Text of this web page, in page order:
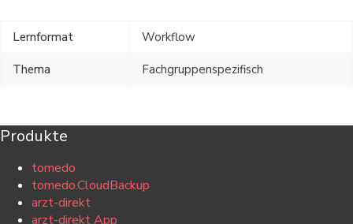
Lernformat Workflow
Thema Fachgruppenspezifisch
Produkte
tomedo
tomedo.CloudBackup
arzt-direkt
arzt-direkt App